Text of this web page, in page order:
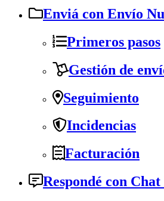
Enviá con Envío
Primeros pasos
Gestión de
Seguimiento
Incidencias
Facturación
Respondé con Chat